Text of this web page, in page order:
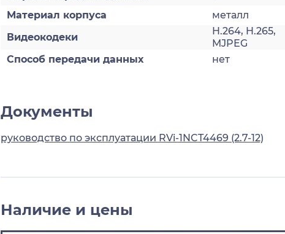
Материал корпуса
металл
Видеокодеки
H.264, H.265,
MJPEG
Способ передачи данных
нет
Документы
руководство по эксплуатации RVi-1NCT4469 (2.7-12)
Наличие и цены